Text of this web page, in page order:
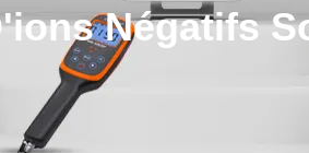
Négatifs